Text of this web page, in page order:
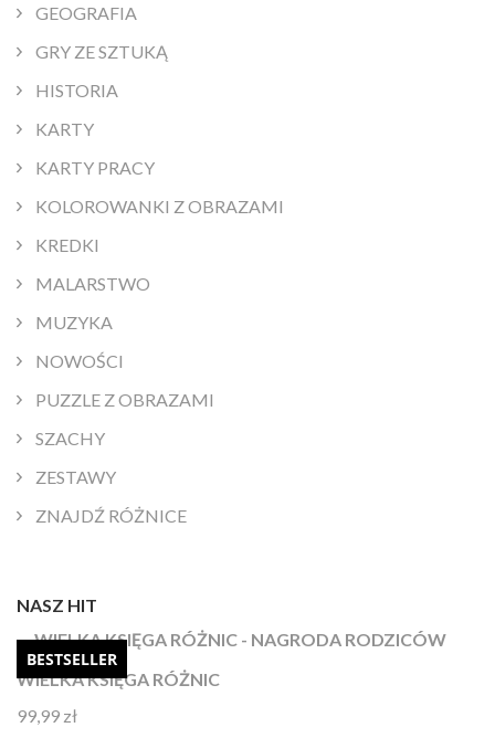
GEOGRAFIA
GRY ZE SZTUKĄ
HISTORIA
KARTY
KARTY PRACY
KOLOROWANKI Z OBRAZAMI
KREDKI
MALARSTWO
MUZYKA
NOWOŚCI
PUZZLE Z OBRAZAMI
SZACHY
ZESTAWY
ZNAJDŹ RÓŻNICE
NASZ HIT
BESTSELLER
WIELKA KSIĘGA RÓŻNIC
Oceniono
99,99 zł